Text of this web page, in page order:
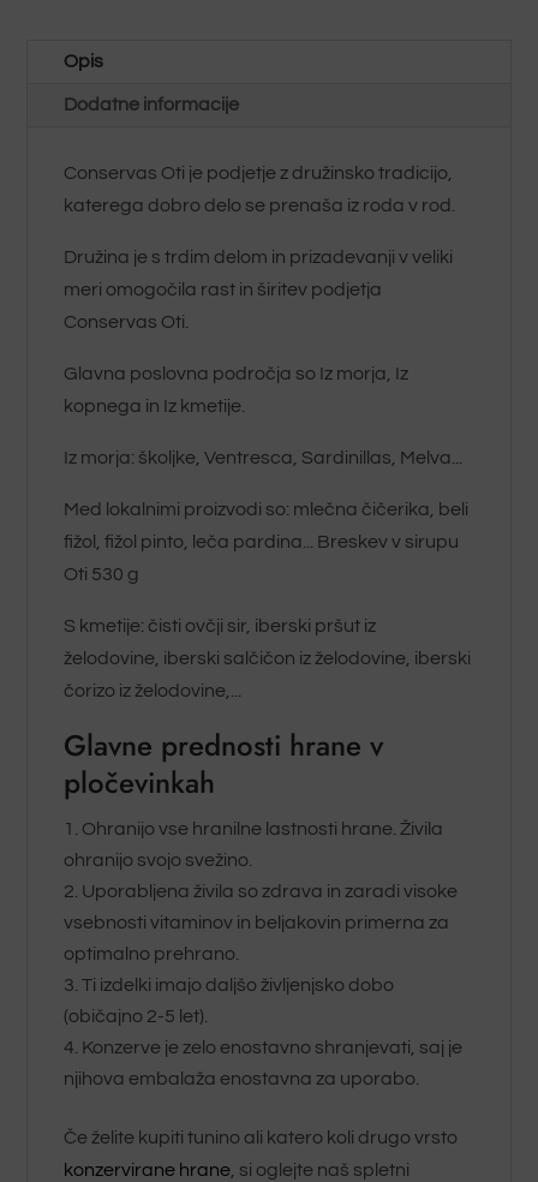
Opis
Dodatne informacije
Conservas Oti je podjetje z družinsko tradicijo,
katerega dobro delo se prenaša iz roda v rod.
Družina je s trdim delom in prizadevanji v veliki
meri omogočila rast in širitev podjetja
Conservas Oti
Glavna poslovna področja so Iz morja, Iz
kopnega in Iz kmetije.
Iz morja: školjke, Ventresca, Sardinillas, Melva...
Med lokalnimi proizvodi so: mlečna čičerika, beli
fižol, fižol pinto, leča pardina... Breskev v sirupu
Oti 530 g
S kmetije: čisti ovčji sir, iberski pršut iz
želodovine, iberski salčičon iz želodovine, iberski
čorizo iz želodovine,...
Glavne prednosti hrane v
pločevinkah
Ohranijo vse hranilne lastnosti hrane. Živila
ohranijo svojo svežino.
Uporabljena živila so zdrava in zaradi visoke
vsebnosti vitaminov in beljakovin primerna za
optimalno prehrano.
Ti izdelki imajo daljšo življenjsko dobo
(običajno 2-5 let).
Konzerve je zelo enostavno shranjevati, saj je
njihova embalaža enostavna za uporabo.
Če želite kupiti tunino ali katero koli drugo vrsto
konzervirane hrane , si oglejte naš spletni